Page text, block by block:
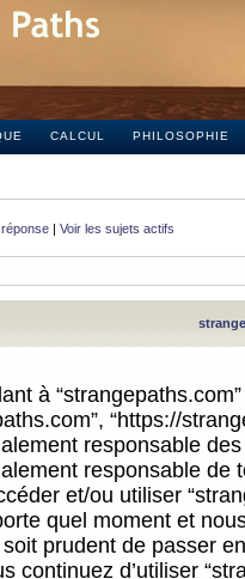
CALCUL PHILOSOPHIE
| Voir les sujets actifs
à
“https://
responsable
responsable
et/ou utiliser
quel moment et
soit prudent de passer
continuez d’utiliser